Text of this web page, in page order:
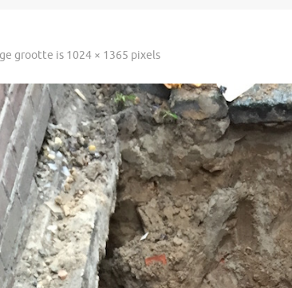
grootte is 1024 × 1365 pixels